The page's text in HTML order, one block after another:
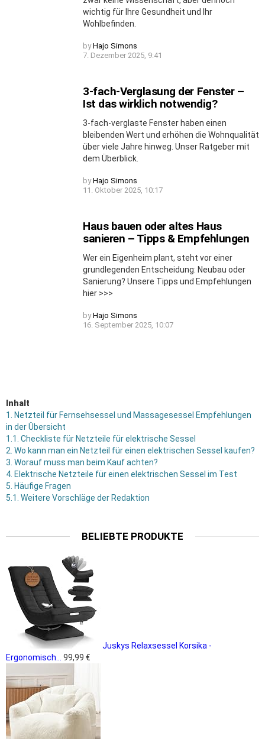
wichtig für Ihre Gesundheit und Ihr
Wohlbefinden.
by Hajo Simons
7. Dezember 2025, 9:41
3-fach-Verglasung der Fenster –
Ist das wirklich notwendig?
3-fach-verglaste Fenster haben einen
bleibenden Wert und erhöhen die Wohnqualität
über viele Jahre hinweg. Unser Ratgeber mit
dem Überblick.
by Hajo Simons
11. Oktober 2025, 10:17
Haus bauen oder altes Haus
sanieren – Tipps & Empfehlungen
Wer ein Eigenheim plant, steht vor einer
grundlegenden Entscheidung: Neubau oder
Sanierung? Unsere Tipps und Empfehlungen
hier >>>
by Hajo Simons
16. September 2025, 10:07
Inhalt
1. Netzteil für Fernsehsessel und Massagesessel Empfehlungen
in der Übersicht
1.1. Checkliste für Netzteile für elektrische Sessel
2. Wo kann man ein Netzteil für einen elektrischen Sessel kaufen?
3. Worauf muss man beim Kauf achten?
4. Elektrische Netzteile für einen elektrischen Sessel im Test
5. Häufige Fragen
5.1. Weitere Vorschläge der Redaktion
BELIEBTE PRODUKTE
Juskys Relaxsessel Korsika -
Ergonomisch...
99,99 €